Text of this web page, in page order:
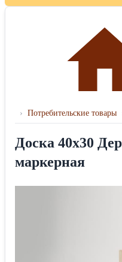
› Потребительские товары
Доска 40х30
маркерная